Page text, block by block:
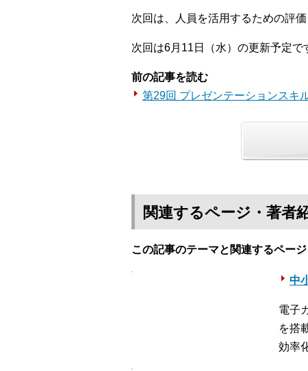
次回は、人員を活用するための評
次回は6月11日（水）の更新予定で
前の記事を読む
第29回 プレゼンテーションスキ
関連するページ・著者
この記事のテーマと関連するページ
中
電子
を搭
効率